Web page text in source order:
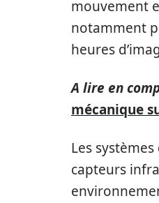
mouvement
notamment
heures
A lire en
mécanique
Les
capteurs